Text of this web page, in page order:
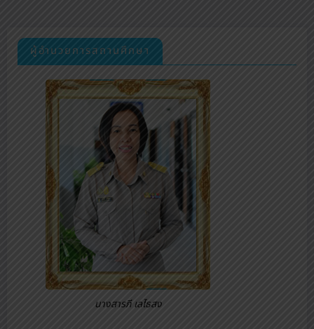
ผู้อำนวยการสถานศึกษา
นางสารภี เลไธสง